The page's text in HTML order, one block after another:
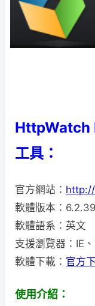
HttpWatch
工具：
官方網站：
軟體版本：6.2.39
軟體語系：英文
支援瀏覽器：IE
軟體下載： 官方
使用介紹：